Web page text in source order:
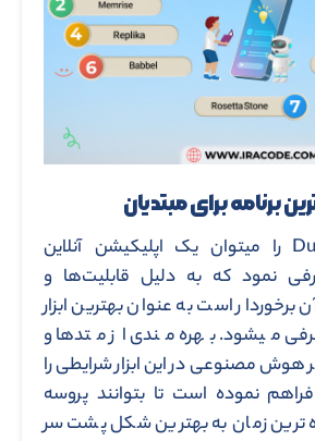
برنامه برای مبتدیان
اپلیکیشن Duolingo را میتوان یک اپلیکیشن آنلاین
نمود که به دلیل قابلیت‌ها و
برخوردار است به عنوان بهترین ابزار
میشود. بهره مندی از متدها و
مصنوعی در این ابزار شرایطی را
نموده است تا بتوانند پروسه
ترین زمان به بهترین شکل پشت سر